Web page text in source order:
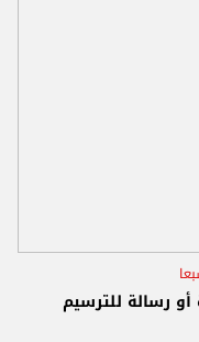
رسالة للترسيم